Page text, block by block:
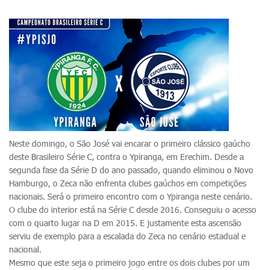
Neste domingo, o São José vai encarar o primeiro clássico gaúcho
deste Brasileiro Série C, contra o Ypiranga, em Erechim. Desde a
segunda fase da Série D do ano passado, quando eliminou o Novo
Hamburgo, o Zeca não enfrenta clubes gaúchos em competições
nacionais. Será o primeiro encontro com o Ypiranga neste cenário.
O clube do interior está na Série C desde 2016. Conseguiu o acesso
com o quarto lugar na D em 2015. E justamente esta ascensão
serviu de exemplo para a escalada do Zeca no cenário estadual e
nacional.
Mesmo que este seja o primeiro jogo entre os dois clubes por um